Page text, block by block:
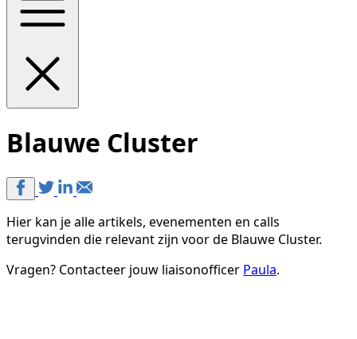
Blauwe Cluster
Hier kan je alle artikels, evenementen en calls
terugvinden die relevant zijn voor de Blauwe Cluster.
Vragen? Contacteer jouw liaisonofficer Paula.